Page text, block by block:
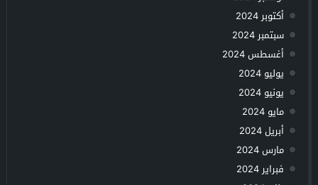
أكتوبر 2024
سبتمبر 2024
أغسطس 2024
يوليو 2024
يونيو 2024
مايو 2024
أبريل 2024
مارس 2024
فبراير 2024